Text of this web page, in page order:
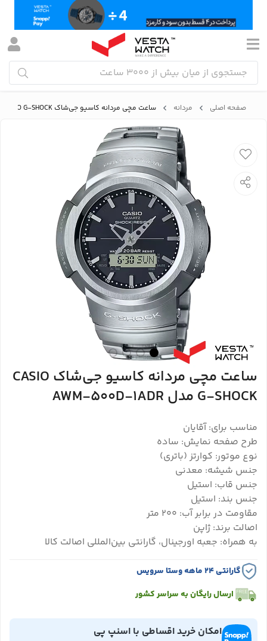
صفحه اصلی مردانه ساعت مچی مردانه کاسیو جی‌شاک CASIO G-SHOCK مدل AWM-500D-1ADR
ساعت مچی مردانه کاسیو جی‌شاک CASIO
G-SHOCK مدل AWM-500D-1ADR
مناسب برای: آقایان
طرح صفحه نمایش: ساده
نوع موتور: کوارتز (باتری)
جنس شیشه: معدنی
جنس قاب: استیل
جنس بند: استیل
مقاومت در برابر آب: 200 متر
اصالت برند: ژاپن
به همراه: جعبه اورجینال، گارانتی بین‌المللی اصالت کالا
گارانتی ۲۴ ماهه وستا سرویس
ارسال رایگان به سراسر کشور
امکان خرید اقساطی با اسنپ پی